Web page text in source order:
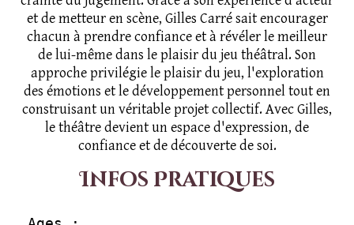
et de metteur en scène, Gilles Carré sait encourager
chacun à prendre confiance et à révéler le meilleur
de lui-même dans le plaisir du jeu théâtral. Son
approche privilégie le plaisir du jeu, l'exploration
des émotions et le développement personnel tout en
construisant un véritable projet collectif. Avec Gilles,
le théâtre devient un espace d'expression, de
confiance et de découverte de soi.
Infos Pratiques